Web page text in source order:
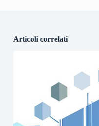
Articoli correlati